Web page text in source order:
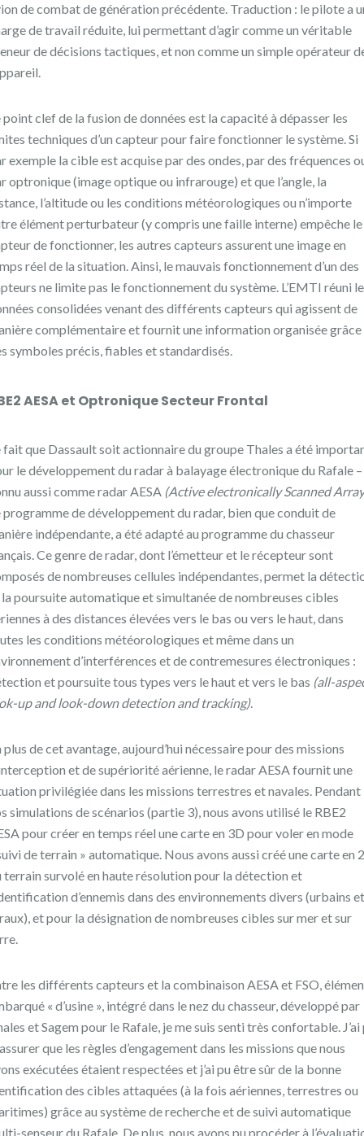
de combat de génération précédente. Traduction : le pilote a
de travail réduite, lui permettant d’agir comme un véritable
de décisions tactiques, et non comme un simple opérateur
point clef de la fusion de données est la capacité à dépasser les
techniques d’un capteur pour faire fonctionner le système. Si
exemple la cible est acquise par des ondes, par des fréquences
optronique (image optique ou infrarouge) et que l’angle, la
l’altitude ou les conditions météorologiques ou n’importe
élément perturbateur (y compris une faille interne) empêche le
de fonctionner, les autres capteurs assurent une image en
réel de la situation. Ainsi, le mauvais fonctionnement d’un des
ne limite pas le fonctionnement du système. L’EMTI réuni
consolidées venant des différents capteurs qui agissent de
complémentaire et fournit une information organisée grâce
symboles précis, fiables et standardisés.
AESA et Optronique Secteur Frontal
fait que Dassault soit actionnaire du groupe Thales a été
le développement du radar à balayage électronique du Rafale –
aussi comme radar AESA (Active electronically Scanned
programme de développement du radar, bien que conduit de
indépendante, a été adapté au programme du chasseur
Ce genre de radar, dont l’émetteur et le récepteur sont
de nombreuses cellules indépendantes, permet la
poursuite automatique et simultanée de nombreuses cibles
à des distances élevées vers le bas ou vers le haut, dans
les conditions météorologiques et même dans un
d’interférences et de contremesures électroniques :
et poursuite tous types vers le haut et vers le bas (all-
up and look-down detection and tracking).
plus de cet avantage, aujourd’hui nécessaire pour des missions
et de supériorité aérienne, le radar AESA fournit une
privilégiée dans les missions terrestres et navales. Pendant
simulations de scénarios (partie 3), nous avons utilisé le RBE2
pour créer en temps réel une carte en 3D pour voler en mode
de terrain » automatique. Nous avons aussi créé une carte en
terrain survolé en haute résolution pour la détection et
d’ennemis dans des environnements divers (urbains et
et pour la désignation de nombreuses cibles sur mer et sur
les différents capteurs et la combinaison AESA et FSO,
« d’usine », intégré dans le nez du chasseur, développé par
et Sagem pour le Rafale, je me suis senti très confortable. J’ai
que les règles d’engagement dans les missions que nous
exécutées étaient respectées et j’ai pu être sûr de la bonne
des cibles attaquées (à la fois aériennes, terrestres ou
grâce au système de recherche et de suivi automatique
senseur du Rafale. De plus, nous avons pu procéder à